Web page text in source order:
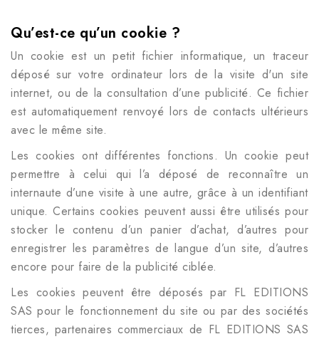
Qu’est-ce qu’un cookie ?
Un cookie est un petit fichier informatique, un traceur
déposé sur votre ordinateur lors de la visite d'un site
internet, ou de la consultation d’une publicité. Ce fichier
est automatiquement renvoyé lors de contacts ultérieurs
avec le même site.
Les cookies ont différentes fonctions. Un cookie peut
permettre à celui qui l’a déposé de reconnaître un
internaute d’une visite à une autre, grâce à un identifiant
unique. Certains cookies peuvent aussi être utilisés pour
stocker le contenu d’un panier d’achat, d’autres pour
enregistrer les paramètres de langue d’un site, d’autres
encore pour faire de la publicité ciblée.
Les cookies peuvent être déposés par FL EDITIONS
SAS pour le fonctionnement du site ou par des sociétés
tierces, partenaires commerciaux de FL EDITIONS SAS